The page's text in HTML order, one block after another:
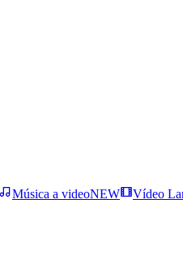
Música a videoNEW Vídeo